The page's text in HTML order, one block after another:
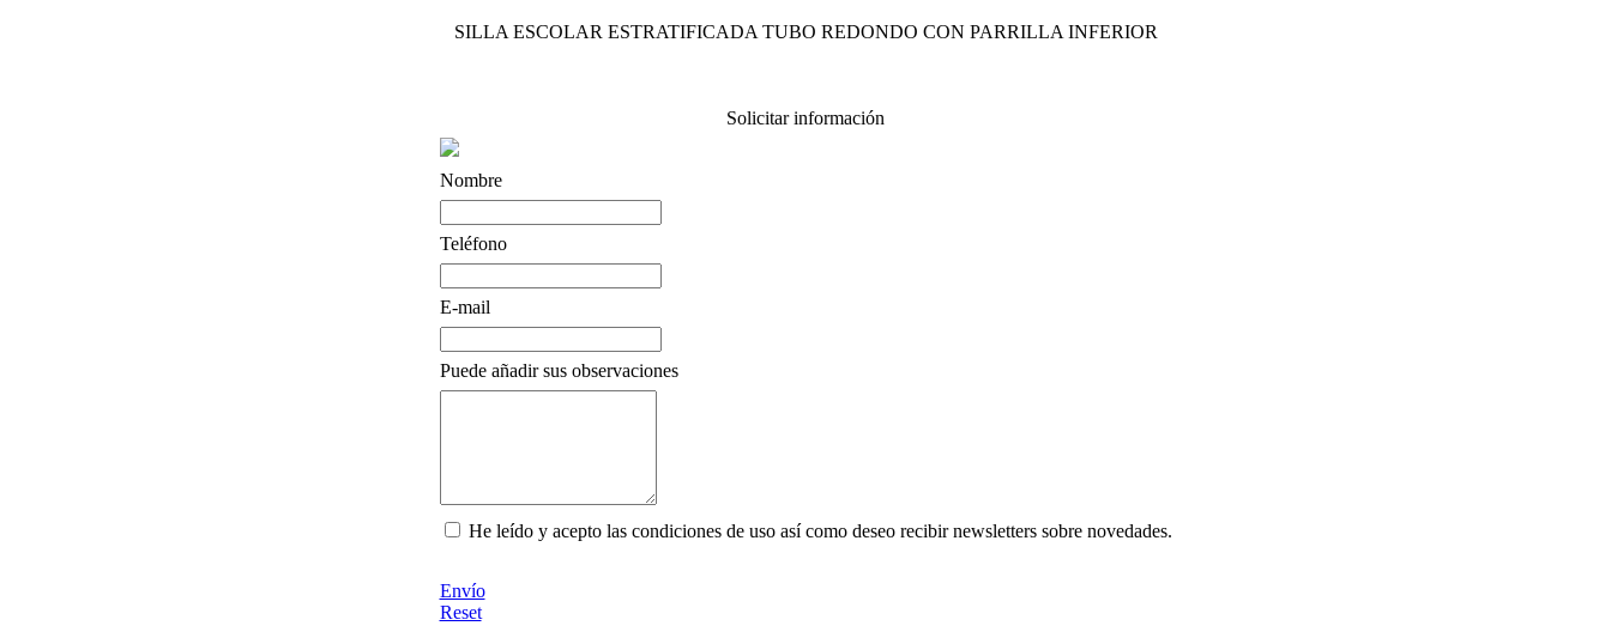
SILLA ESCOLAR ESTRATIFICADA TUBO REDONDO CON PARRILLA INFERIOR
Solicitar información
Nombre
Teléfono
E-mail
Puede añadir sus observaciones
He leído y acepto las condiciones de uso así como deseo recibir newsletters sobre novedades.
Envío
Reset